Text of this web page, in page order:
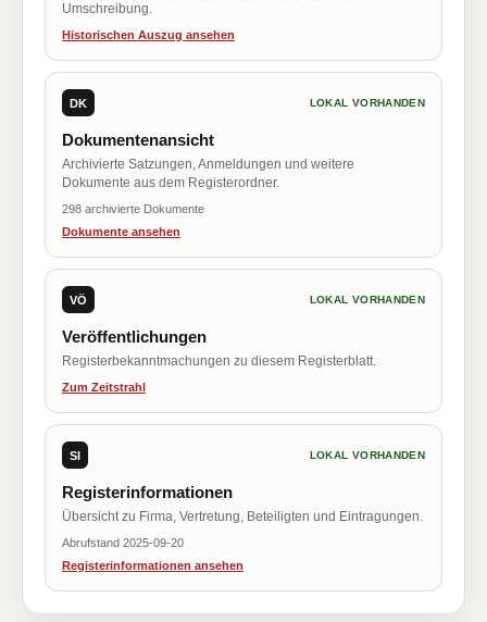
Umschreibung.
Historischen Auszug ansehen
DK LOKAL VORHANDEN
Dokumentenansicht
Archivierte Satzungen, Anmeldungen und weitere
Dokumente aus dem Registerordner.
298 archivierte Dokumente
Dokumente ansehen
VÖ LOKAL VORHANDEN
Veröffentlichungen
Registerbekanntmachungen zu diesem Registerblatt.
Zum Zeitstrahl
SI LOKAL VORHANDEN
Registerinformationen
Übersicht zu Firma, Vertretung, Beteiligten und Eintragungen.
Abrufstand 2025-09-20
Registerinformationen ansehen